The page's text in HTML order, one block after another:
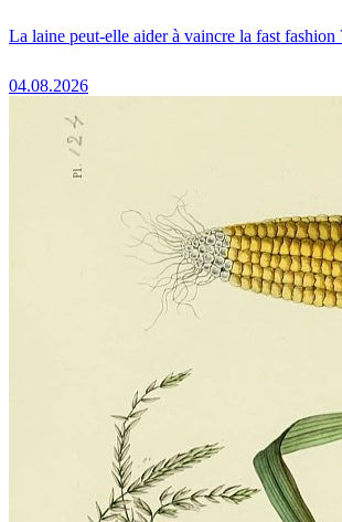
La laine peut-elle aider à vaincre la fast fashion
04.08.2026